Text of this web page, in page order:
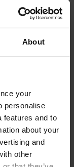
About
your
personalise
features and to
about your
and
other